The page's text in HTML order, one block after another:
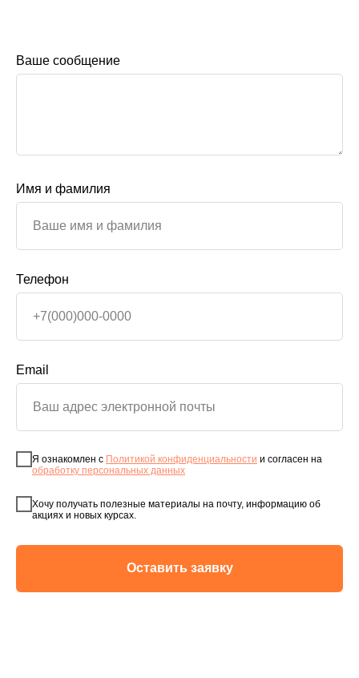
Ваше сообщение
Имя и фамилия
Телефон
Email
Я ознакомлен с Политикой конфиденциальности и согласен на
обработку персональных данных
Хочу получать полезные материалы на почту, информацию об
акциях и новых курсах.
Оставить заявку